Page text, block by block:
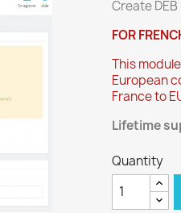
Create
FOR
This
European
France to
Lifetime
Quantity